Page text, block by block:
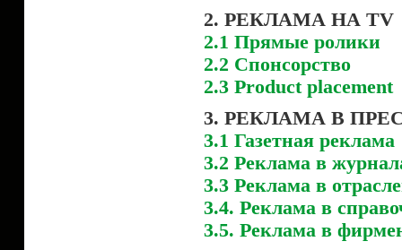
2. РЕКЛАМА НА TV
2.1 Прямые ролики
2.2 Спонсорство
2.3 Product placement
3. РЕКЛАМА В
3.1 Газетная реклама
3.2 Реклама в
3.3 Реклама в
3.4. Реклама в
3.5. Реклама в